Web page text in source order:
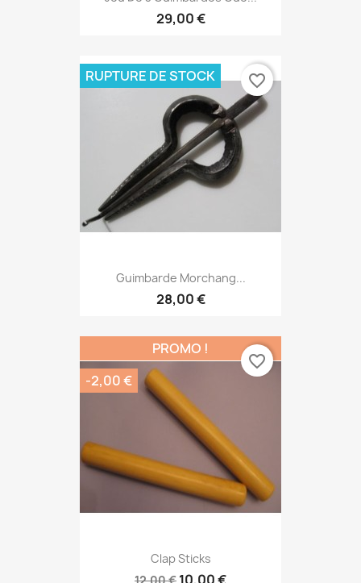
29,00 €
Guimbarde Morchang...
28,00 €
RUPTURE DE STOCK favorite_border
Clap Sticks
PROMO !
-2,00 €
favorite_border